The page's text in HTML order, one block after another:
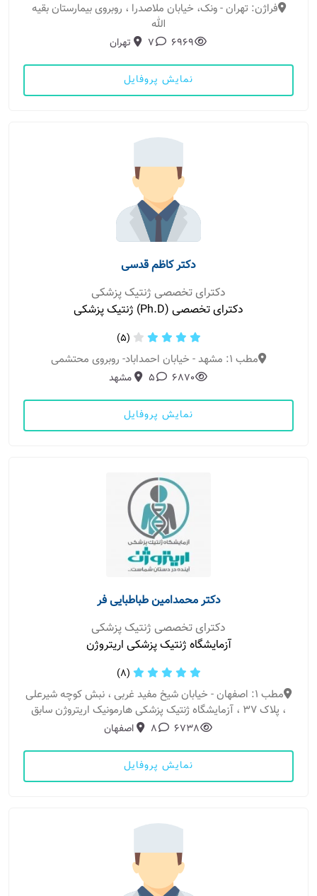
فراژن: تهران - ونک، خیابان ملاصدرا ، روبروی بیمارستان بقیه
الله
6969
7 تهران
نمایش پروفایل
دکتر کاظم قدسی
دکترای تخصصی ژنتیک پزشکی
دکترای تخصصی (Ph.D) ژنتیک پزشکی
(5)
مطب 1: مشهد - خیابان احمداباد- روبروی محتشمی
6870
5 مشهد
نمایش پروفایل
دکتر محمدامین طباطبایی فر
دکترای تخصصی ژنتیک پزشکی
آزمایشگاه ژنتیک پزشکی اریتروژن
(8)
مطب 1: اصفهان - خیابان شیخ مفید غربی ، نبش کوچه شیرعلی
، پلاک ۳۷ ، آزمایشگاه ژنتیک پزشکی هارمونیک اریتروژن سابق
6738
8 اصفهان
نمایش پروفایل